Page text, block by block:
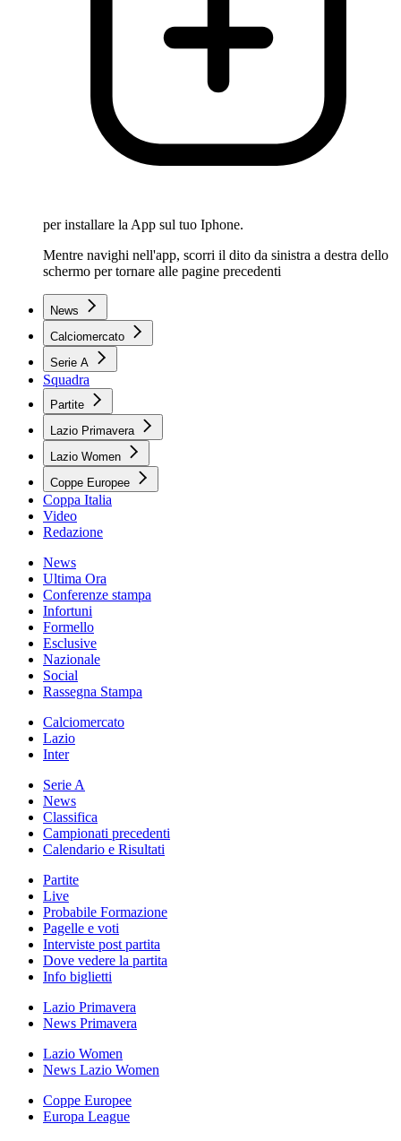
per installare la App sul tuo Iphone.
Mentre navighi nell'app, scorri il dito da sinistra a destra dello
schermo per tornare alle pagine precedenti
News
Calciomercato
Serie A
Squadra
Partite
Lazio Primavera
Lazio Women
Coppe Europee
Coppa Italia
Video
Redazione
News
Ultima Ora
Conferenze stampa
Infortuni
Formello
Esclusive
Nazionale
Social
Rassegna Stampa
Calciomercato
Lazio
Inter
Serie A
News
Classifica
Campionati precedenti
Calendario e Risultati
Partite
Live
Probabile Formazione
Pagelle e voti
Interviste post partita
Dove vedere la partita
Info biglietti
Lazio Primavera
News Primavera
Lazio Women
News Lazio Women
Coppe Europee
Europa League